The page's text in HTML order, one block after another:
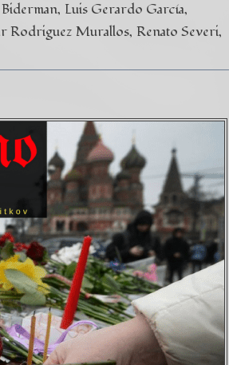
Luis Gerardo García
Rodriguez Murallos Renato Severi